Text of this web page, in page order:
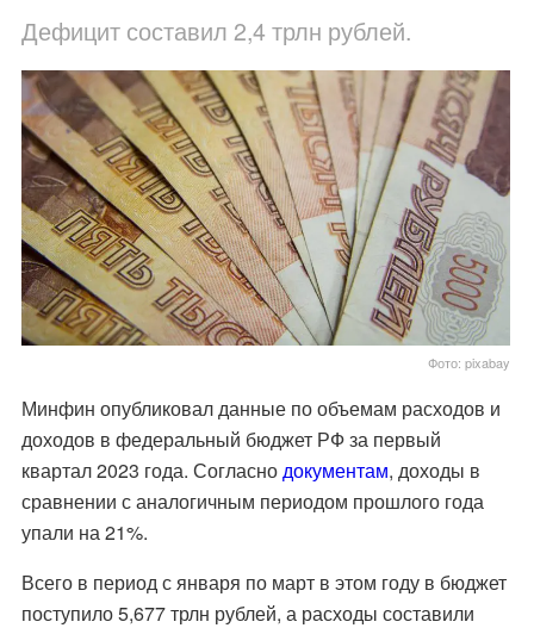
Дефицит составил 2,4 трлн рублей.
Фото: pixabay
Минфин опубликовал данные по объемам расходов и
доходов в федеральный бюджет РФ за первый
квартал 2023 года. Согласнодокументам, доходы в
сравнении с аналогичным периодом прошлого года
упали на 21%.
Всего в период с января по март в этом году в бюджет
поступило 5,677 трлн рублей, а расходы составили